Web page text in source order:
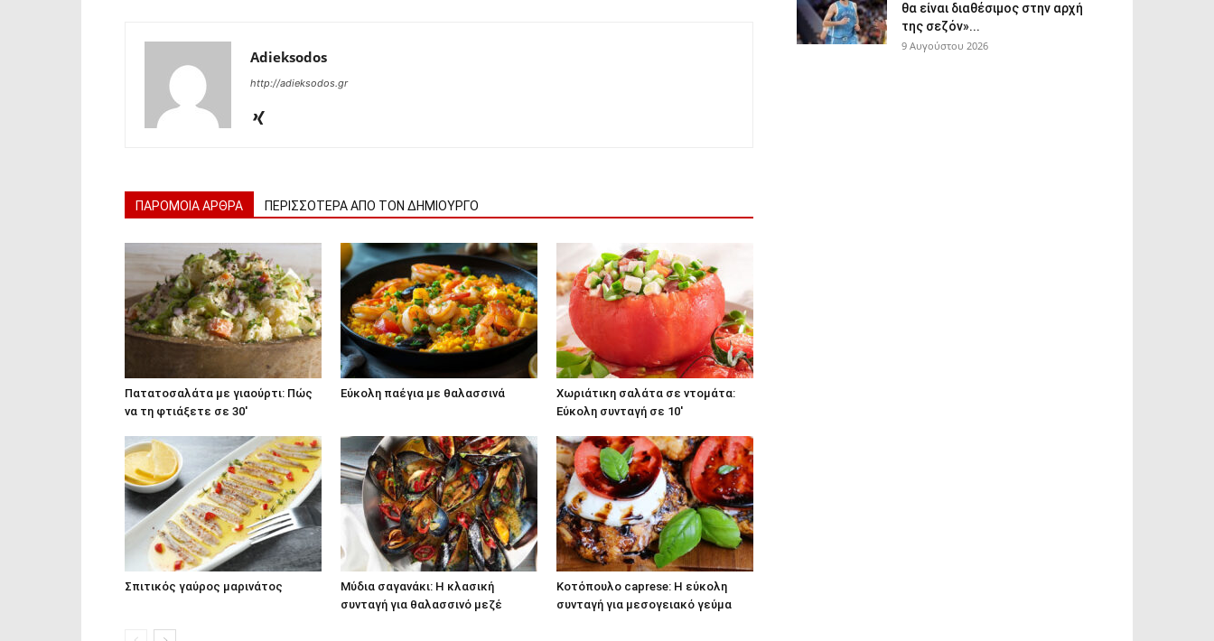
Adieksodos
http://adieksodos.gr
ΠΑΡΟΜΟΙΑ ΑΡΘΡΑ ΠΕΡΙΣΣΟΤΕΡΑ ΑΠΟ ΤΟΝ ΔΗΜΙΟΥΡΓΟ
Πατατοσαλάτα με γιαούρτι: Πώς
να τη φτιάξετε σε 30′
Εύκολη παέγια με θαλασσινά
Χωριάτικη σαλάτα σε ντομάτα:
Εύκολη συνταγή σε 10′
Σπιτικός γαύρος μαρινάτος
Μύδια σαγανάκι: Η κλασική
συνταγή για θαλασσινό μεζέ
Κοτόπουλο caprese: Η εύκολη
συνταγή για μεσογειακό γεύμα
θα είναι διαθέσιμος στην αρχή
της σεζόν»...
9 Αυγούστου 2026